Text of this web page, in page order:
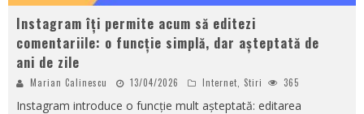
Instagram îți permite acum să editezi
comentariile: o funcție simplă, dar așteptată de
ani de zile
Marian Calinescu 13/04/2026 Internet, Stiri 365
Instagram introduce o funcție mult așteptată: editarea